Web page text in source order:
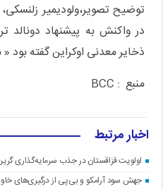
توضیح تصویر،ولودیمیر
در واکنش به پیشنهاد دونالد
ذخایر معدنی اوکراین گفته بود
منبع : BCC
اخبار مرتبط
اولویت قزاقستان در جذب سرمایه‌گذاری
جهش سود آرامکو و بی‌پی از درگیری‌های